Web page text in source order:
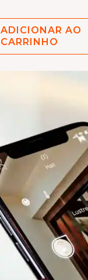
ADICIONAR AO
CARRINHO